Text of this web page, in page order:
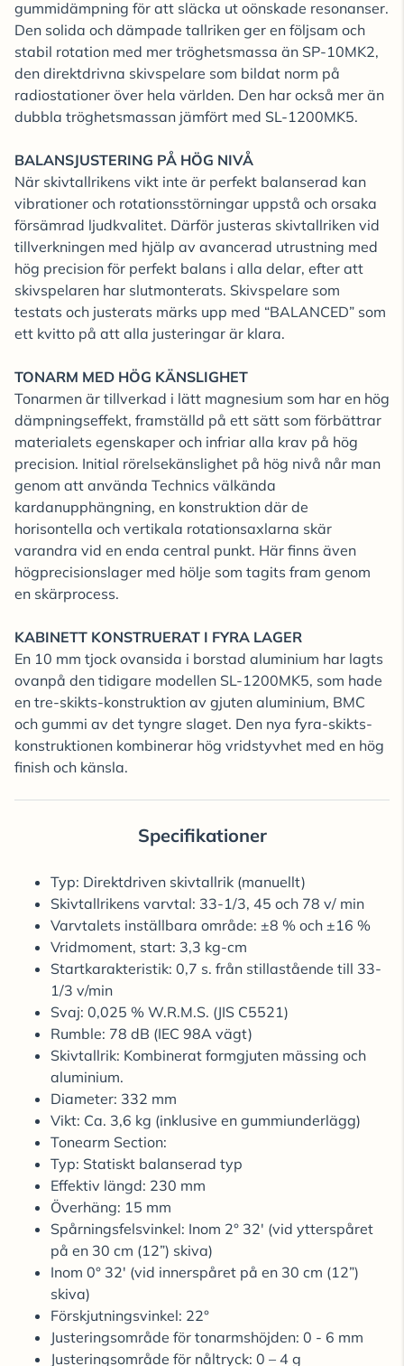
gummidämpning för att släcka ut oönskade resonanser.
Den solida och dämpade tallriken ger en följsam och
stabil rotation med mer tröghetsmassa än SP-10MK2,
den direktdrivna skivspelare som bildat norm på
radiostationer över hela världen. Den har också mer än
dubbla tröghetsmassan jämfört med SL-1200MK5.
BALANSJUSTERING PÅ HÖG NIVÅ
När skivtallrikens vikt inte är perfekt balanserad kan
vibrationer och rotationsstörningar uppstå och orsaka
försämrad ljudkvalitet. Därför justeras skivtallriken vid
tillverkningen med hjälp av avancerad utrustning med
hög precision för perfekt balans i alla delar, efter att
skivspelaren har slutmonterats. Skivspelare som
testats och justerats märks upp med “BALANCED” som
ett kvitto på att alla justeringar är klara.
TONARM MED HÖG KÄNSLIGHET
Tonarmen är tillverkad i lätt magnesium som har en hög
dämpningseffekt, framställd på ett sätt som förbättrar
materialets egenskaper och infriar alla krav på hög
precision. Initial rörelsekänslighet på hög nivå når man
genom att använda Technics välkända
kardanupphängning, en konstruktion där de
horisontella och vertikala rotationsaxlarna skär
varandra vid en enda central punkt. Här finns även
högprecisionslager med hölje som tagits fram genom
en skärprocess.
KABINETT KONSTRUERAT I FYRA LAGER
En 10 mm tjock ovansida i borstad aluminium har lagts
ovanpå den tidigare modellen SL-1200MK5, som hade
en tre-skikts-konstruktion av gjuten aluminium, BMC
och gummi av det tyngre slaget. Den nya fyra-skikts-
konstruktionen kombinerar hög vridstyvhet med en hög
finish och känsla.
Specifikationer
Typ: Direktdriven skivtallrik (manuellt)
Skivtallrikens varvtal: 33-1/3, 45 och 78 v/ min
Varvtalets inställbara område: ±8 % och ±16 %
Vridmoment, start: 3,3 kg-cm
Startkarakteristik: 0,7 s. från stillastående till 33-
1/3 v/min
Svaj: 0,025 % W.R.M.S. (JIS C5521)
Rumble: 78 dB (IEC 98A vägt)
Skivtallrik: Kombinerat formgjuten mässing och
aluminium.
Diameter: 332 mm
Vikt: Ca. 3,6 kg (inklusive en gummiunderlägg)
Tonearm Section:
Typ: Statiskt balanserad typ
Effektiv längd: 230 mm
Överhäng: 15 mm
Spårningsfelsvinkel: Inom 2° 32' (vid ytterspåret
på en 30 cm (12”) skiva)
Inom 0° 32' (vid innerspåret på en 30 cm (12”)
skiva)
Förskjutningsvinkel: 22°
Justeringsområde för tonarmshöjden: 0 - 6 mm
Justeringsområde för nåltryck: 0 – 4 g